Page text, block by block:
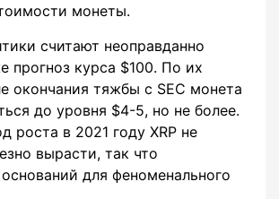
монеты.
считают неоправданно
прогноз курса $100. По их
окончания тяжбы с SEC монета
до уровня $4-5, но не более.
роста в 2021 году XRP не
вырасти, так что
для феноменального